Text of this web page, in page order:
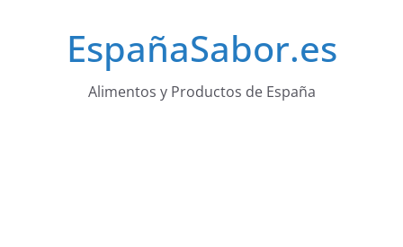
EspañaSabor.es
Alimentos y Productos de España